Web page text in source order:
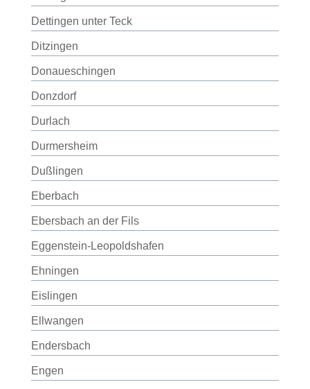
Dettingen unter Teck
Ditzingen
Donaueschingen
Donzdorf
Durlach
Durmersheim
Dußlingen
Eberbach
Ebersbach an der Fils
Eggenstein-Leopoldshafen
Ehningen
Eislingen
Ellwangen
Endersbach
Engen